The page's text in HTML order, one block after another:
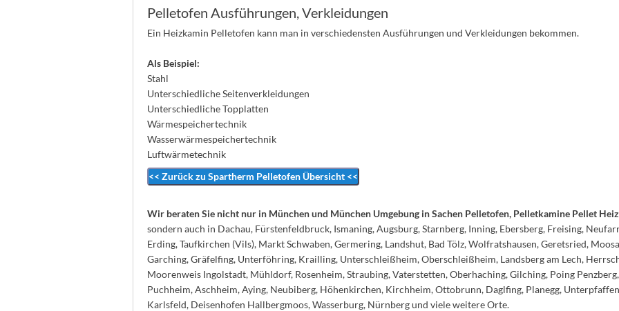
Pelletofen Ausführungen, Verkleidungen
Ein Heizkamin Pelletofen kann man in verschiedensten Ausführungen und Verkleidungen bekommen.
Als Beispiel:
Stahl
Unterschiedliche Seitenverkleidungen
Unterschiedliche Topplatten
Wärmespeichertechnik
Wasserwärmespeichertechnik
Luftwärmetechnik
<< Zurück zu Spartherm Pelletofen Übersicht <<
Wir beraten Sie nicht nur in München und München Umgebung in Sachen Pelletofen, Pelletkamine Pellet
sondern auch in Dachau, Fürstenfeldbruck, Ismaning, Augsburg, Starnberg, Inning, Ebersberg, Freising,
Erding, Taufkirchen (Vils), Markt Schwaben, Germering, Landshut, Bad Tölz, Wolfratshausen, Geretsried,
Garching, Gräfelfing, Unterföhring, Krailling, Unterschleißheim, Oberschleißheim, Landsberg am Lech,
Moorenweis Ingolstadt, Mühldorf, Rosenheim, Straubing, Vaterstetten, Oberhaching, Gilching, Poing
Puchheim, Aschheim, Aying, Neubiberg, Höhenkirchen, Kirchheim, Ottobrunn, Daglfing, Planegg,
Karlsfeld, Deisenhofen Hallbergmoos, Wasserburg, Nürnberg und viele weitere Orte.